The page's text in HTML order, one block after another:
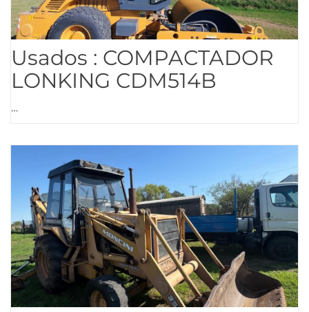
Usados : COMPACTADOR
LONKING CDM514B
…